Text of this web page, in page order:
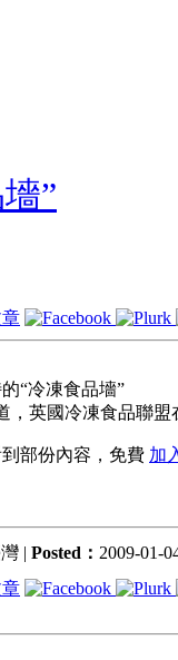
”
“冷凍食品墻”
英國冷凍食品聯盟
部份內容，免費 加
| Posted： 2009-01-